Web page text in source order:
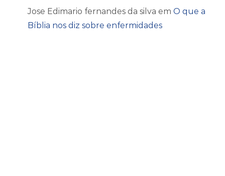
Jose Edimario fernandes da silva em O que a
Bíblia nos diz sobre enfermidades